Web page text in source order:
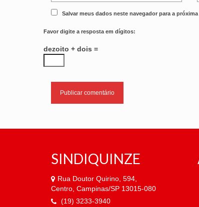
Salvar meus dados neste navegador para a
Favor digite a resposta em dígitos:
dezoito + dois =
SINDIQUINZE
Rua Doutor Quirino, 594,
Centro, Campinas/SP 13015-080
(19) 3233-3940